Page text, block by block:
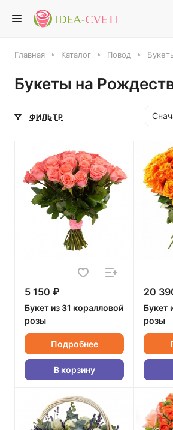
Главная Каталог Повод
Букеты на
ФИЛЬТР
5 150 ₽
Букет из 31 коралловой
розы
Подробнее
В корзину
20
Букет
розы